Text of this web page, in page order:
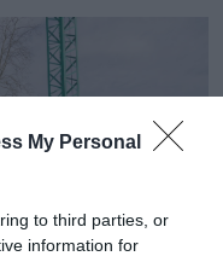
My Personal
to third parties, or
information for